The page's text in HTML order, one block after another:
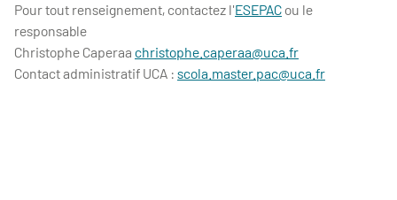
Pour tout renseignement, contactez l'ESEPACou le
responsable
Christophe Caperaa christophe.caperaa@uca.fr
Contact administratif UCA : scola.master.pac@uca.fr